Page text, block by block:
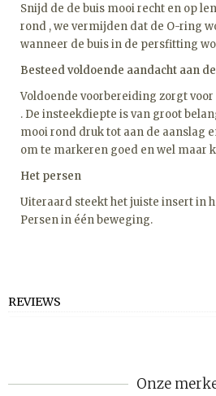
Snijd de de buis mooi recht en op
rond , we vermijden dat de O-ring
wanneer de buis in de persfitting
Besteed voldoende aandacht aan
Voldoende voorbereiding zorgt
. De insteekdiepte is van groot
mooi rond druk tot aan de aanslag
om te markeren goed en wel maar
Het persen
Uiteraard steekt het juiste insert in
Persen in één beweging.
REVIEWS
Onze